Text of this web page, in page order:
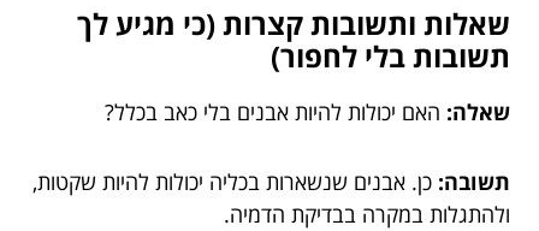
שאלות ותשובות קצרות (כי מגיע לך
תשובות בלי לחפור)
שאלה: האם יכולות להיות אבנים בלי כאב בכלל?
תשובה: כן. אבנים שנשארות בכליה יכולות להיות שקטות,
ולהתגלות במקרה בבדיקת הדמיה.